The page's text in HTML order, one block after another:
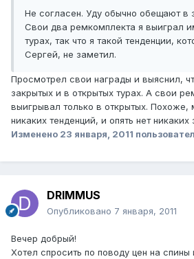
Не согласен. Уду обычно обещают в
Свои два ремкомплекта я выиграл
турах, так что я такой тенденции,
Сергей, не заметил.
Просмотрел свои награды и выяснил,
закрытых и в открытых турах. А свои
выигрывал только в открытых. Похоже,
никаких тенденций, и опять нет
Изменено 23 января, 2011
DRIMMUS
Опубликовано 7 января, 2011
Вечер добрый!
Хотел спросить по поводу цен на спины